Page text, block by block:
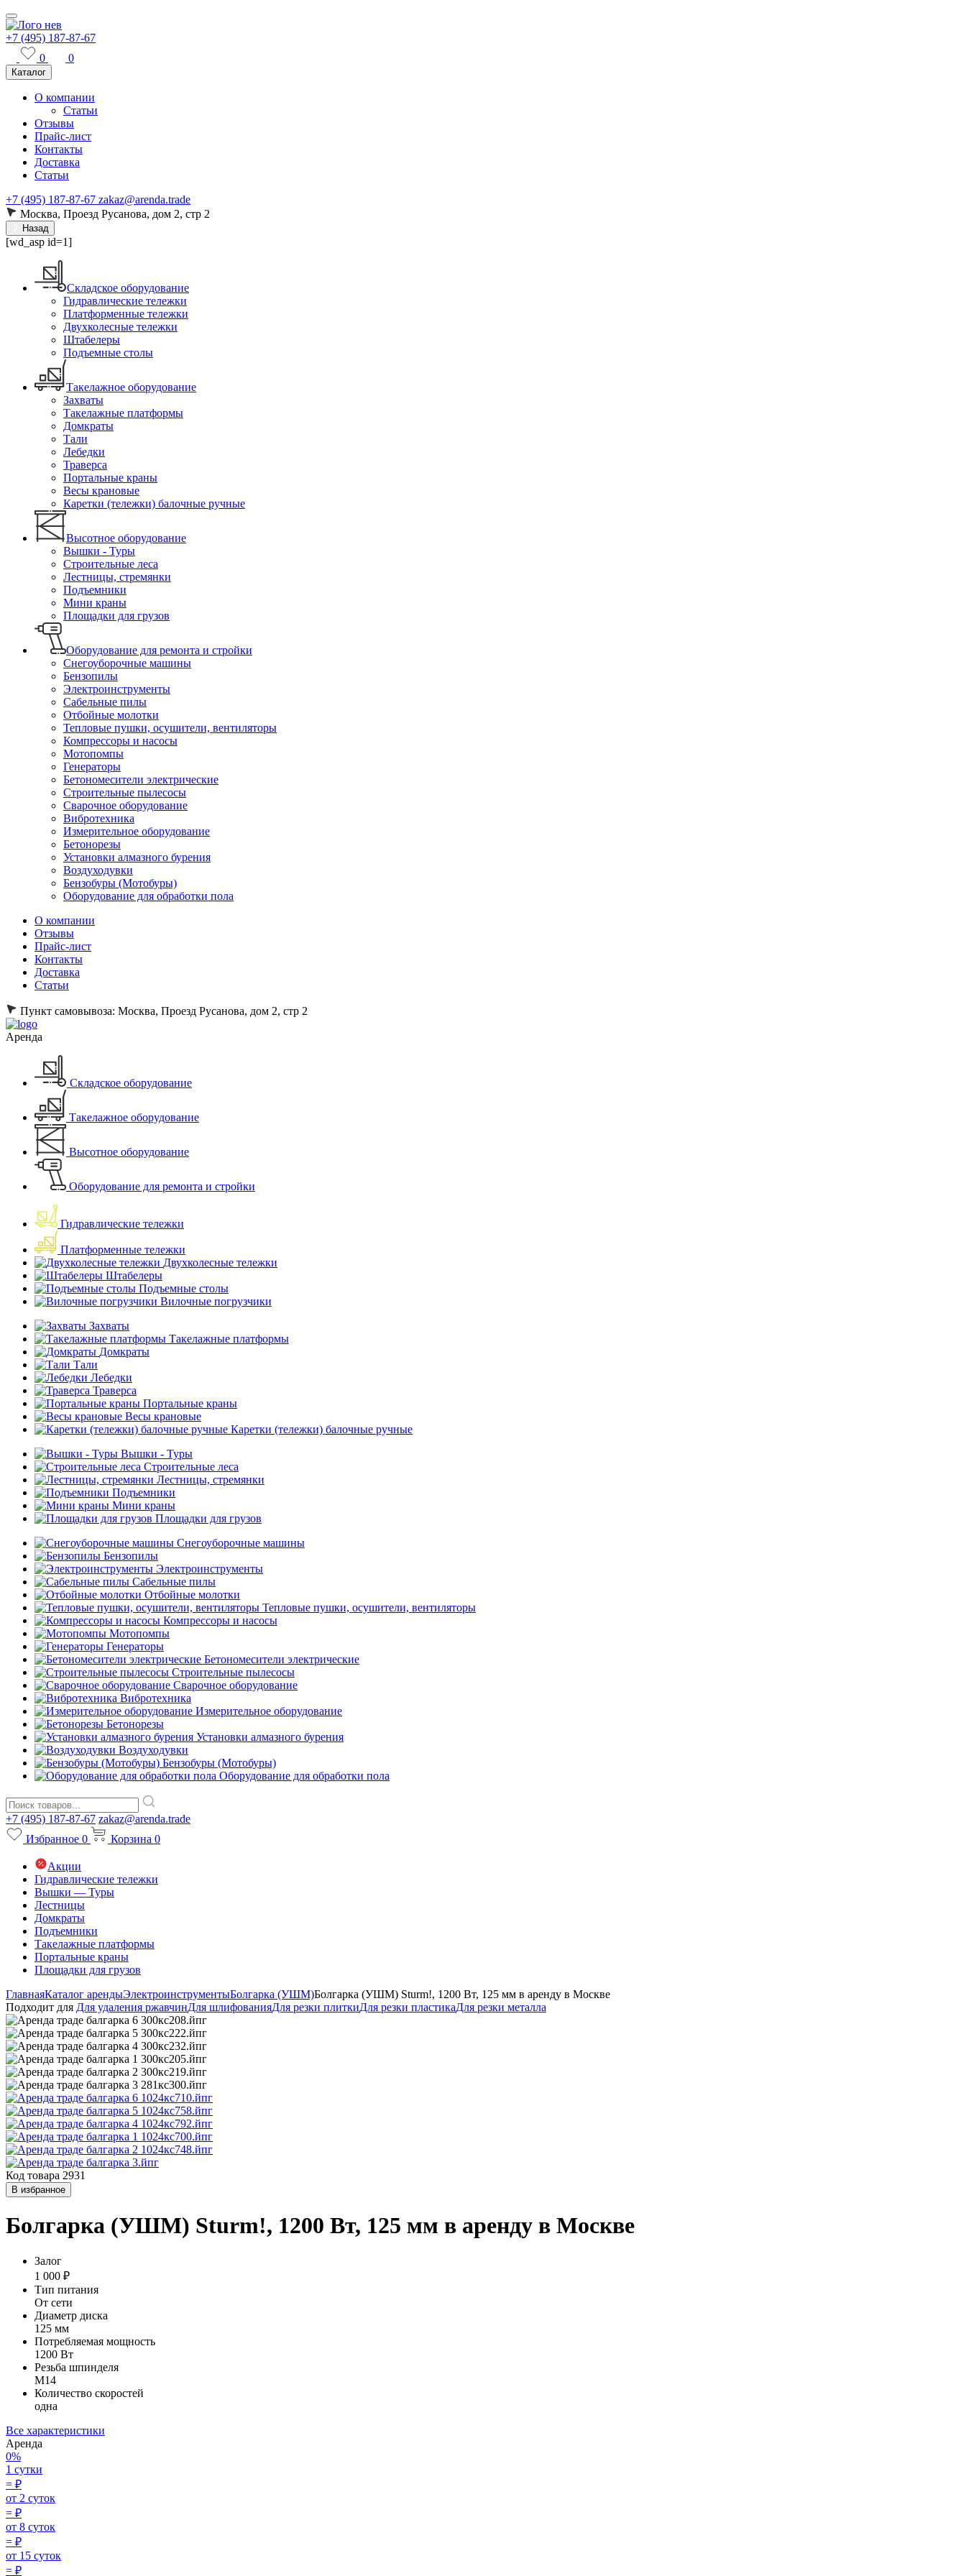
+7 (495) 187-87-67
0
0
Каталог
О компании
Статьи
Отзывы
Прайс-лист
Контакты
Доставка
Статьи
+7 (495) 187-87-67 zakaz@arenda.trade
Москва, Проезд Русанова, дом 2, стр 2
Назад
[wd_asp id=1]
Складское оборудование
Гидравлические тележки
Платформенные тележки
Двухколесные тележки
Штабелеры
Подъемные столы
Такелажное оборудование
Захваты
Такелажные платформы
Домкраты
Тали
Лебедки
Траверса
Портальные краны
Весы крановые
Каретки (тележки) балочные ручные
Высотное оборудование
Вышки - Туры
Строительные леса
Лестницы, стремянки
Подъемники
Мини краны
Площадки для грузов
Оборудование для ремонта и стройки
Снегоуборочные машины
Бензопилы
Электроинструменты
Сабельные пилы
Отбойные молотки
Тепловые пушки, осушители, вентиляторы
Компрессоры и насосы
Мотопомпы
Генераторы
Бетономесители электрические
Строительные пылесосы
Сварочное оборудование
Вибротехника
Измерительное оборудование
Бетонорезы
Установки алмазного бурения
Воздуходувки
Бензобуры (Мотобуры)
Оборудование для обработки пола
О компании
Отзывы
Прайс-лист
Контакты
Доставка
Статьи
Пункт самовывоза: Москва, Проезд Русанова, дом 2, стр 2
Аренда
Складское оборудование
Такелажное оборудование
Высотное оборудование
Оборудование для ремонта и стройки
Гидравлические тележки
Платформенные тележки
Двухколесные тележки
Штабелеры
Подъемные столы
Вилочные погрузчики
Захваты
Такелажные платформы
Домкраты
Тали
Лебедки
Траверса
Портальные краны
Весы крановые
Каретки (тележки) балочные ручные
Вышки - Туры
Строительные леса
Лестницы, стремянки
Подъемники
Мини краны
Площадки для грузов
Снегоуборочные машины
Бензопилы
Электроинструменты
Сабельные пилы
Отбойные молотки
Тепловые пушки, осушители, вентиляторы
Компрессоры и насосы
Мотопомпы
Генераторы
Бетономесители электрические
Строительные пылесосы
Сварочное оборудование
Вибротехника
Измерительное оборудование
Бетонорезы
Установки алмазного бурения
Воздуходувки
Бензобуры (Мотобуры)
Оборудование для обработки пола
+7 (495) 187-87-67 zakaz@arenda.trade
Избранное 0 Корзина 0
Акции
Гидравлические тележки
Вышки — Туры
Лестницы
Домкраты
Подъемники
Такелажные платформы
Портальные краны
Площадки для грузов
ГлавнаяКаталог арендыЭлектроинструментыБолгарка (УШМ)Болгарка (УШМ) Sturm!, 1200 Вт, 125 мм в аренду в Москве
Подходит для Для удаления ржавчинДля шлифованияДля резки плиткиДля резки пластикаДля резки металла
Код товара 2931
В избранное
Болгарка (УШМ) Sturm!, 1200 Вт, 125 мм в аренду в Москве
Залог
1 000 ₽
Тип питания
От сети
Диаметр диска
125 мм
Потребляемая мощность
1200 Вт
Резьба шпинделя
М14
Количество скоростей
одна
Все характеристики
Аренда
0%
1 сутки
= ₽
от 2 суток
= ₽
от 8 суток
= ₽
от 15 суток
= ₽